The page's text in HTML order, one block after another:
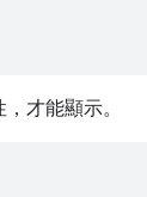
，才能顯示。